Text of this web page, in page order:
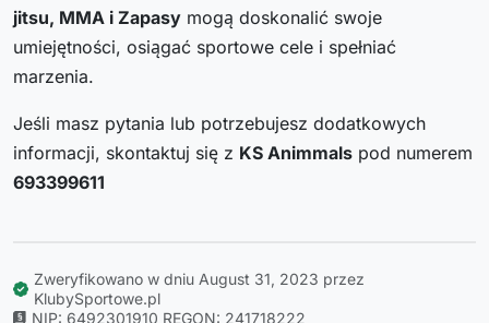
jitsu, MMA i Zapasy mogą doskonalić swoje
umiejętności, osiągać sportowe cele i spełniać
marzenia.
Jeśli masz pytania lub potrzebujesz dodatkowych
informacji, skontaktuj się z KS Animmals pod numerem
693399611
Zweryfikowano w dniu August 31, 2023 przez
KlubySportowe.pl
NIP: 6492301910 REGON: 241718222